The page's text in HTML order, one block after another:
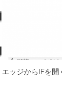
エッジからIEを開